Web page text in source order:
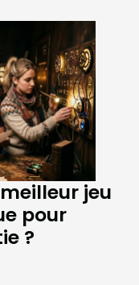
jeu
pour
?